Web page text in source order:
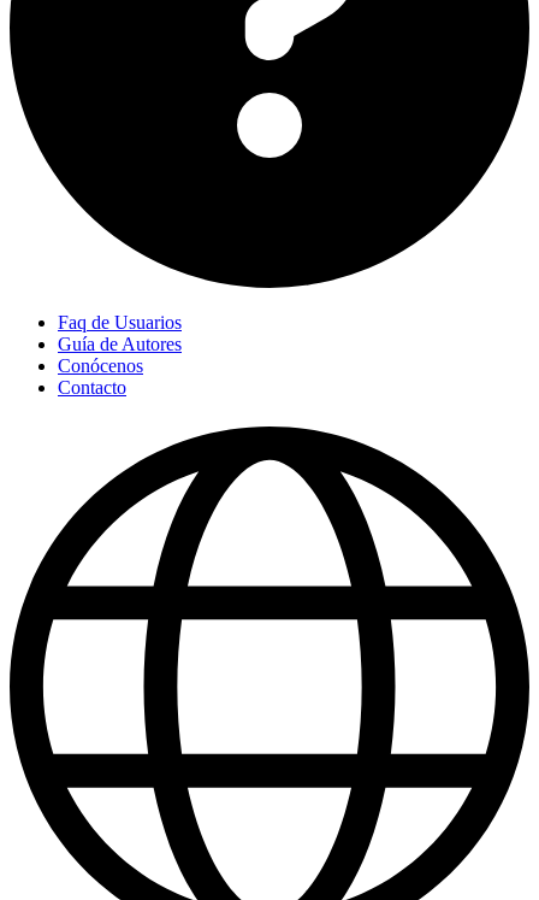
Faq de Usuarios
Guía de Autores
Conócenos
Contacto